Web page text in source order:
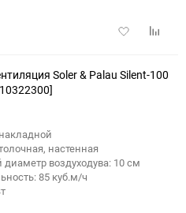
Добавить
Soler & Palau Silent-100
настенная
воздуходува: 10 см
85 куб.м/ч